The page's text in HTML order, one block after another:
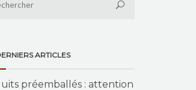
ARTICLES
préemballés : attention